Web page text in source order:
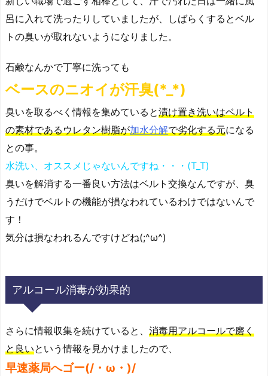
呂に入れて洗ったりしていましたが、しばらくするとベル
トの臭いが取れないようになりました。
石鹸なんかで丁寧に洗っても
ベースのニオイが汗臭(*_*)
臭いを取るべく情報を集めていると漬け置き洗いはベルト
の素材であるウレタン樹脂が加水分解で劣化する元になる
との事。
水洗い、オススメじゃないんですね・・・(T_T)
臭いを解消する一番良い方法はベルト交換なんですが、臭
うだけでベルトの機能が損なわれているわけではないんで
す！
気分は損なわれるんですけどね(;^ω^)
アルコール消毒が効果的
さらに情報収集を続けていると、 消毒用アルコールで磨く
と良いという情報を見かけましたので、
早速薬局へゴー(/・ω・)/